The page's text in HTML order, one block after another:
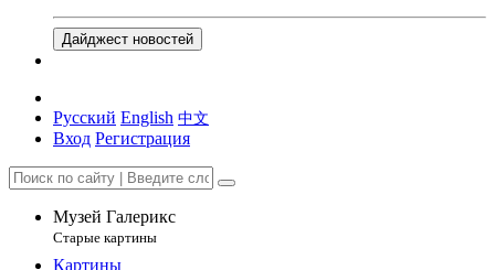
Дайджест новостей
Русский English 中文
Вход Регистрация
Музей Галерикс
Старые картины
Картины